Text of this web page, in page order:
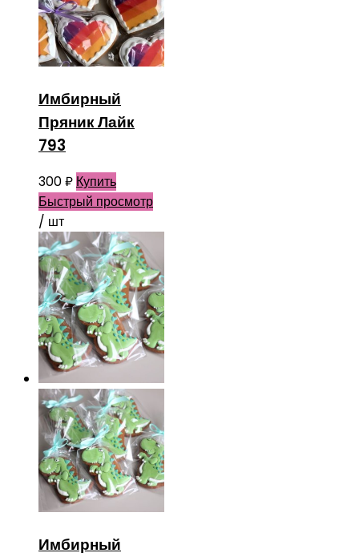
Имбирный
Пряник Лайк
793
300₽ Купить
Быстрый просмотр
/ шт
Имбирный